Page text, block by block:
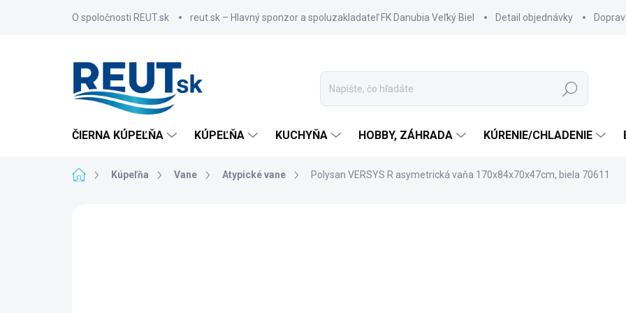
O spoločnosti REUT.sk reut.sk – Hlavný sponzor a spoluzakladateľ FK Danubia Veľký Biel Detail objednávky
Hľadať
ČIERNA KÚPEĽŇA KÚPEĽŇA KUCHYŇA HOBBY, ZÁHRADA KÚRENIE/CHLADENIE
DomovKúpeľňa Vane Atypické vane Polysan VERSYS R asymetrická vaňa 170x84x70x47cm, biela 70611